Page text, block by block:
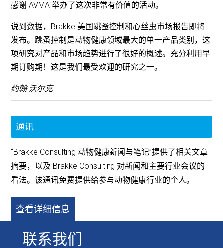
感谢 AVMA 举办了这次非常有价值的活动。
说到数据，Brakke 美国跳蚤控制和心丝虫市场报告即将
发布。跳蚤控制是动物健康领域最大的单一产品类别，这
项研究对产品和市场趋势进行了很好的概述。充分利用早
期订购期！这是我们最受欢迎的研究之一。
约翰·沃尔克
通讯
“Brakke Consulting 动物健康新闻与笔记”提供了相关文章
摘要，以及 Brakke Consulting 对新闻和主要行业会议的
看法。该通讯免费提供给参与动物健康行业的个人。
查看详细信息
联系我们